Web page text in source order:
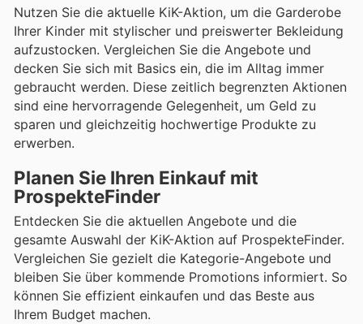
Nutzen Sie die aktuelle KiK-Aktion, um die Garderobe
Ihrer Kinder mit stylischer und preiswerter Bekleidung
aufzustocken. Vergleichen Sie die Angebote und
decken Sie sich mit Basics ein, die im Alltag immer
gebraucht werden. Diese zeitlich begrenzten Aktionen
sind eine hervorragende Gelegenheit, um Geld zu
sparen und gleichzeitig hochwertige Produkte zu
erwerben.
Planen Sie Ihren Einkauf mit
ProspekteFinder
Entdecken Sie die aktuellen Angebote und die
gesamte Auswahl der KiK-Aktion auf ProspekteFinder.
Vergleichen Sie gezielt die Kategorie-Angebote und
bleiben Sie über kommende Promotions informiert. So
können Sie effizient einkaufen und das Beste aus
Ihrem Budget machen.